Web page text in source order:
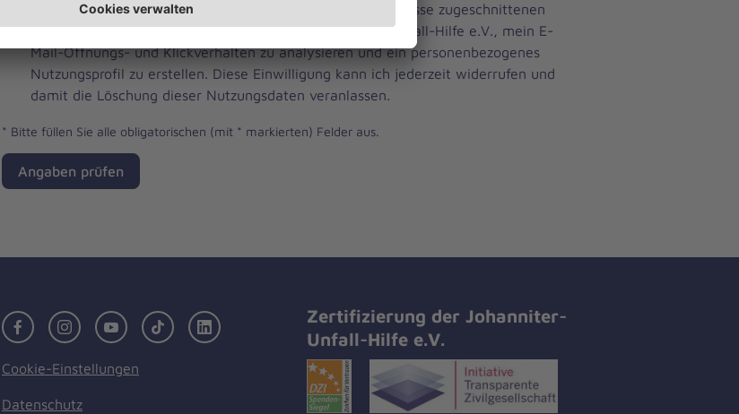
Brevo
Newsletter
Checkbox
Ja, ich möchte einen individuellen und auf meine Bedürfnisse zugeschnittenen
Newsletter erhalten. Dafür erlaube ich der Johanniter-Unfall-Hilfe e.V., mein E-
Mail-Öffnungs- und Klickverhalten zu analysieren und ein personenbezogenes
Nutzungsprofil zu erstellen. Diese Einwilligung kann ich jederzeit widerrufen und
damit die Löschung dieser Nutzungsdaten veranlassen.
* Bitte füllen Sie alle obligatorischen (mit * markierten) Felder aus.
Angaben prüfen
FacebookInstagramYoutubeTikTok LinkedIn
Cookie-Einstellungen
Datenschutz
Zertifizierung der Johanniter-
Unfall-Hilfe e.V.